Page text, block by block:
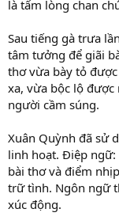
là tấm lòng chan
Sau tiếng gà trưa
tâm tưởng để giãi
thơ vừa bày tỏ
xa, vừa bộc lộ
người cầm súng.
Xuân Quỳnh đã sử
linh hoạt. Điệp ngữ:
bài thơ và điểm
trữ tình. Ngôn ngữ
xúc động.